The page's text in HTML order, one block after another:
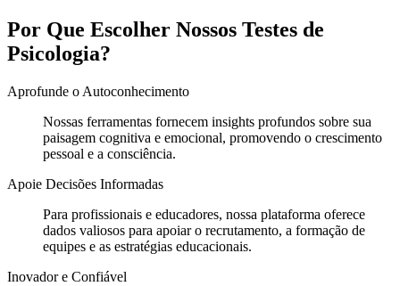
Por Que Escolher Nossos Testes de
Psicologia?
Aprofunde o Autoconhecimento
Nossas ferramentas fornecem insights profundos sobre sua
paisagem cognitiva e emocional, promovendo o crescimento
pessoal e a consciência.
Apoie Decisões Informadas
Para profissionais e educadores, nossa plataforma oferece
dados valiosos para apoiar o recrutamento, a formação de
equipes e as estratégias educacionais.
Inovador e Confiável